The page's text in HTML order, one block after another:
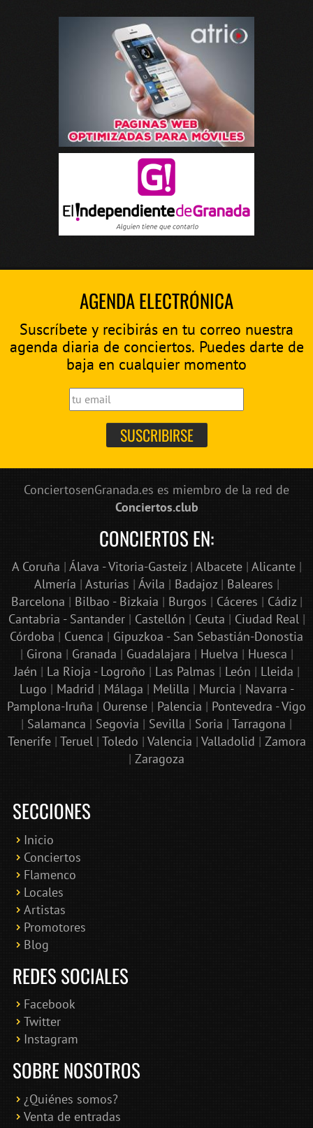
AGENDA ELECTRÓNICA
Suscríbete y recibirás en tu correo nuestra
agenda diaria de conciertos. Puedes darte de
baja en cualquier momento
ConciertosenGranada.es es miembro de la red de
Conciertos.club
CONCIERTOS EN:
A Coruña | Álava - Vitoria-Gasteiz| Albacete| Alicante|
Almería | Asturias | Ávila | Badajoz| Baleares |
Barcelona | Bilbao - Bizkaia | Burgos | Cáceres | Cádiz|
Cantabria - Santander| Castellón | Ceuta | Ciudad Real|
Córdoba | Cuenca | Gipuzkoa - San Sebastián-Donostia
| Girona | Granada | Guadalajara | Huelva | Huesca |
Jaén | La Rioja - Logroño | Las Palmas | León | Lleida |
Lugo | Madrid | Málaga | Melilla | Murcia | Navarra -
Pamplona-Iruña | Ourense | Palencia | Pontevedra - Vigo
| Salamanca | Segovia | Sevilla | Soria | Tarragona |
Tenerife| Teruel| Toledo | Valencia | Valladolid | Zamora
| Zaragoza
SECCIONES
Inicio
Conciertos
Flamenco
Locales
Artistas
Promotores
Blog
REDES SOCIALES
Facebook
Twitter
Instagram
SOBRE NOSOTROS
¿Quiénes somos?
Venta de entradas